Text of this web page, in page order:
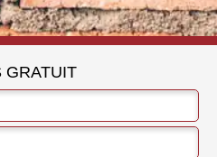
GRATUIT